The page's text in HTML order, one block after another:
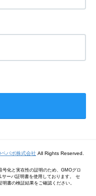
ペパボ株式会社 All Rights Reserved.
号化と実在性の証明のため、GMOグロ
ーバ証明書を使用しております。 セ
書の検証結果をご確認ください。